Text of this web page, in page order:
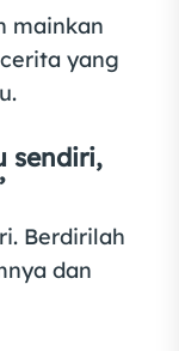
mainkan
yang
sendiri,
Berdirilah
dan